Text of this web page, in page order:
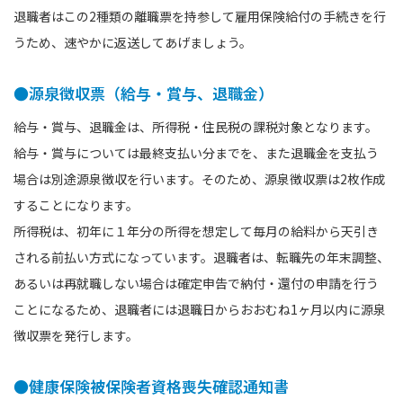
退職者はこの2種類の離職票を持参して雇用保険給付の手続きを行
うため、速やかに返送してあげましょう。
●源泉徴収票（給与・賞与、退職金）
給与・賞与、退職金は、所得税・住民税の課税対象となります。
給与・賞与については最終支払い分までを、また退職金を支払う
場合は別途源泉徴収を行います。そのため、源泉徴収票は2枚作成
することになります。
所得税は、初年に１年分の所得を想定して毎月の給料から天引き
される前払い方式になっています。退職者は、転職先の年末調整、
あるいは再就職しない場合は確定申告で納付・還付の申請を行う
ことになるため、退職者には退職日からおおむね1ヶ月以内に源泉
徴収票を発行します。
●健康保険被保険者資格喪失確認通知書